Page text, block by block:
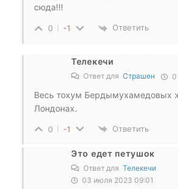
сюда!!!
0 -1 Ответить
Телекечи
Ответ для Страшен
Весь тохум Бердымухамедовых
Лондонах.
0 -1 Ответить
Это едет петушок
Ответ для Телекечи
03 июля 2023 09:01